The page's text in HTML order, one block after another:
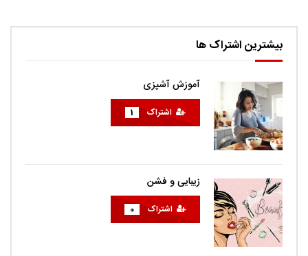
بیشترین اشتراک ها
آموزش آشپزی
اشتراک 1
زیبایی و فشن
اشتراک 0